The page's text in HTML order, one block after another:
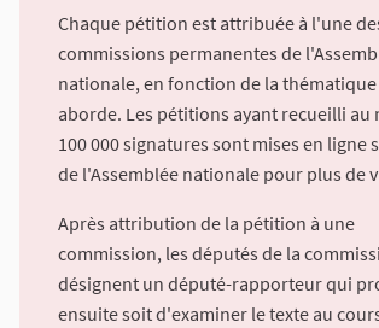
Chaque pétition est attribuée à l'une
commissions permanentes de
nationale, en fonction de la
aborde. Les pétitions ayant recueilli au
100 000 signatures sont mises en ligne
de l'Assemblée nationale pour plus de
Après attribution de la pétition à une
commission, les députés de la
désignent un député-rapporteur qui
ensuite soit d'examiner le texte au